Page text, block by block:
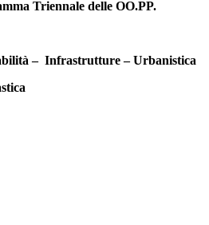
Triennale delle OO.PP.
– Infrastrutture – Urbanistica